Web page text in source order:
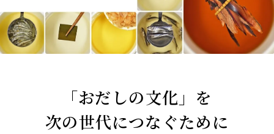
お客様ページ
新規会員登録
会員ページにログイン
「おだしの文化」を
次の世代につなぐために